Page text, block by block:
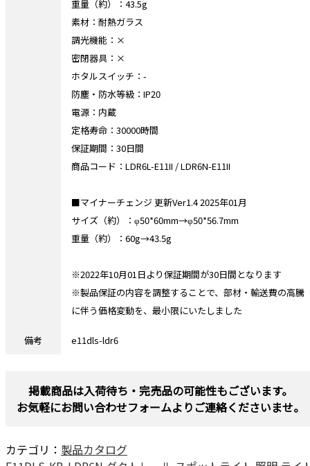
重量（約）：43.5g
素材：耐熱ガラス
調光機能：×
密閉器具：×
ホタルスイッチ：-
防塵・防水等級：IP20
電源：内蔵
定格寿命：30000時間
保証期間：30日間
商品コード：LDR6L-E11II / LDR6N-E11II
■マイナーチェンジ 更新Ver1.4 2025年01月
サイズ（約）：φ50*60mm→φ50*56.7mm
重量（約）：60g→43.5g
※2022年10月01日より保証期間が30日間となります
※製品保証の内容を調整することで、部材・輸送費の高騰
に伴う価格変動を、最小限にいたしました
備考 e11dls-ldr6
掲載商品は入荷待ち・完売品の可能性もございます。
お気軽にお問い合わせフォームよりご連絡くださいませ。
カテゴリ： 製品カタログ